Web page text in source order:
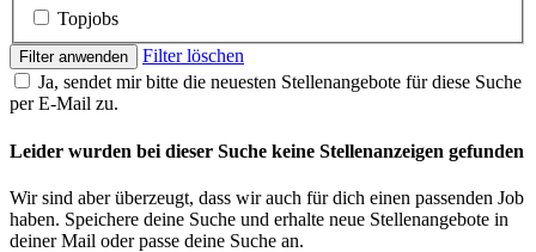
Topjobs
Filter anwenden
Filter löschen
Ja, sendet mir bitte die neuesten Stellenangebote für diese Suche
per E-Mail zu.
Leider wurden bei dieser Suche keine Stellenanzeigen gefunden
Wir sind aber überzeugt, dass wir auch für dich einen passenden Job
haben. Speichere deine Suche und erhalte neue Stellenangebote in
deiner Mail oder passe deine Suche an.